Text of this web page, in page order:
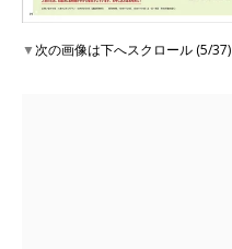
▼次の画像は下へスクロール (5/37)